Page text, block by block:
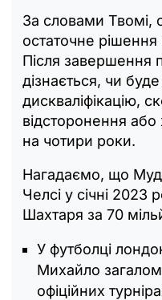
За словами Твомі,
остаточне
Після завершення
дізнається, чи
дискваліфікацію,
відсторонення
на чотири роки.
Нагадаємо, що
Челсі у січні 2023
Шахтаря за 70
У футболці
Михайло загалом
офіційних